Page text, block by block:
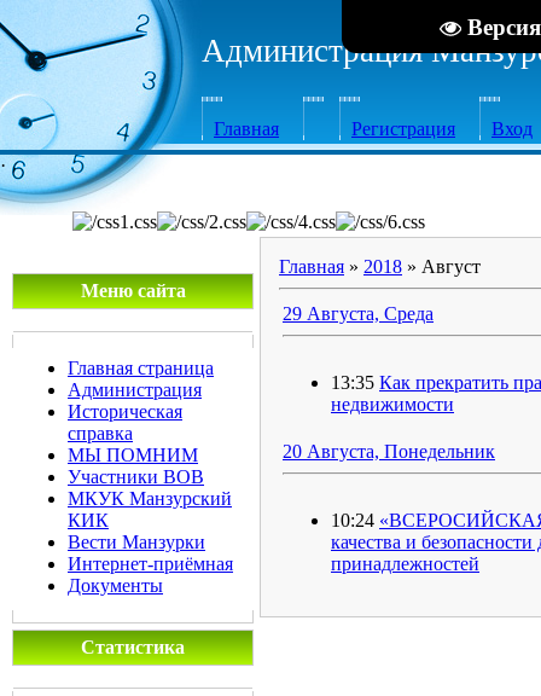
Администрация
Главная Регистрация
Вход
·
Меню сайта
Главная страница
Администрация
Историческая
справка
МЫ ПОМНИМ
Участники ВОВ
МКУК Манзурский
КИК
Вести Манзурки
Интернет-приёмная
Документы
Статистика
Главная » 2018 » Август
29 Августа, Среда
13:35 Как прекратить
недвижимости
20 Августа, Понедельник
10:24
качества и
принадлежностей